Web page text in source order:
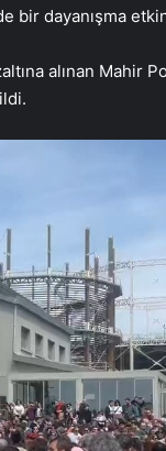
bir dayanışma
alınan Mahir